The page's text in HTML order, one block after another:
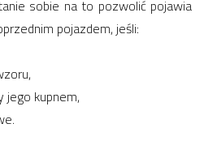
sobie na to pozwolić pojawia
pojazdem, jeśli:
kupnem,